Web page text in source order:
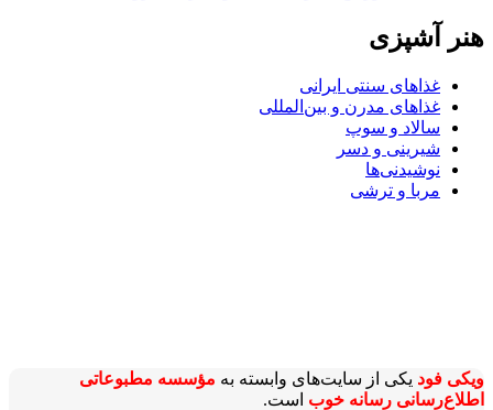
هنر آشپزی
غذاهای سنتی ایرانی
غذاهای مدرن و بین‌المللی
سالاد و سوپ
شیرینی و دسر
نوشیدنی‌ها
مربا و ترشی
ویکی‌ فود یکی از سایت‌های وابسته به مؤسسه مطبوعاتی
اطلاع‌رسانی رسانه خوب است.